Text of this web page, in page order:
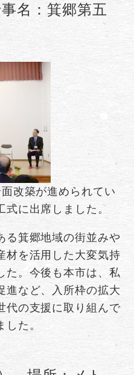
名：箕郷第五
改築が進められてい
式に出席しました。
る箕郷地域の街並みや
材を活用した大変気持
た。今後も本市は、私
進など、入所枠の拡大
代の支援に取り組んで
た。